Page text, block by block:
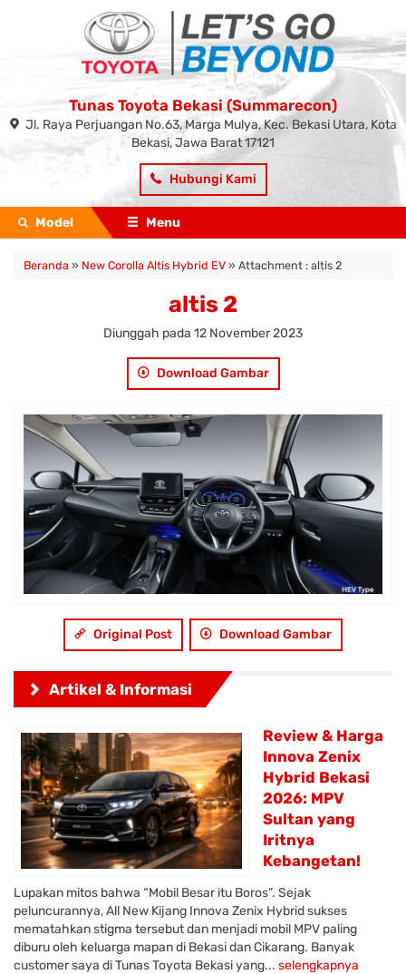
Tunas Toyota Bekasi (Summarecon)
Jl. Raya Perjuangan No.63, Marga Mulya, Kec. Bekasi Utara, Kota
Bekasi, Jawa Barat 17121
Hubungi Kami
Model Menu
Beranda » New Corolla Altis Hybrid EV » Attachment : altis 2
altis 2
Diunggah pada 12 November 2023
Download Gambar
Original Post Download Gambar
Artikel & Informasi
Review & Harga
Innova Zenix
Hybrid Bekasi
2026: MPV
Sultan yang
Iritnya
Kebangetan!
Lupakan mitos bahwa “Mobil Besar itu Boros”. Sejak
peluncurannya, All New Kijang Innova Zenix Hybrid sukses
mematahkan stigma tersebut dan menjadi mobil MPV paling
diburu oleh keluarga mapan di Bekasi dan Cikarang. Banyak
customer saya di Tunas Toyota Bekasi yang... selengkapnya